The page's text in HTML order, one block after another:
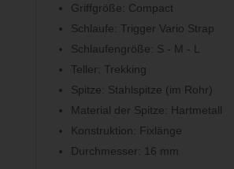
Griffgröße: Compact
Schlaufe: Trigger Vario Strap
Schlaufengröße: S - M - L
Teller: Trekking
Spitze: Stahlspitze (im Rohr)
Material der Spitze: Hartmetall
Konstruktion: Fixlänge
Durchmesser: 16 mm